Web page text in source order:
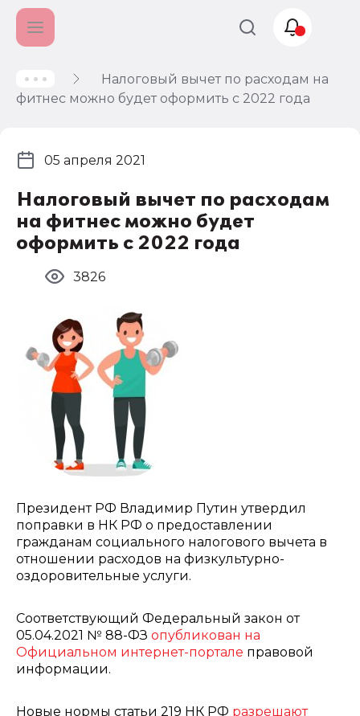
Налоговый вычет по расходам на
фитнес можно будет оформить с 2022 года
Налоговый вычет по расходам
на фитнес можно будет
оформить с 2022 года
05 апреля 2021
3826
Президент РФ Владимир Путин утвердил
поправки в НК РФ о предоставлении
гражданам социального налогового вычета в
отношении расходов на физкультурно-
оздоровительные услуги.
Соответствующий Федеральный закон от
05.04.2021 № 88-ФЗ опубликован на
Официальном интернет-портале правовой
информации.
Новые нормы статьи 219 НК РФ разрешают
Учет и
налогообложение